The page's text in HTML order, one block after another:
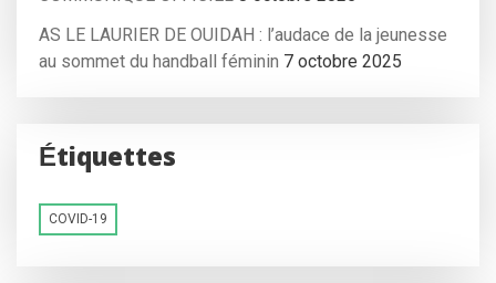
AS LE LAURIER DE OUIDAH : l’audace de la jeunesse
au sommet du handball féminin 7 octobre 2025
Étiquettes
COVID-19